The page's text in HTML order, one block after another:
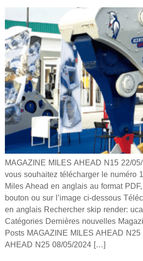
MAGAZINE MILES AHEAD N15 22/
vous souhaitez télécharger le numéro
Miles Ahead en anglais au format
bouton ou sur l’image ci-dessous
en anglais Rechercher skip render:
Catégories Dernières nouvelles
Posts MAGAZINE MILES AHEAD
AHEAD N25 08/05/2024 […]